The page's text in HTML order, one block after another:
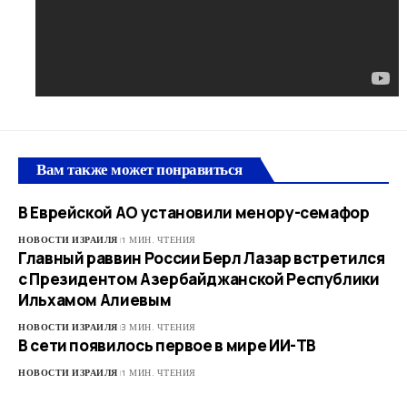
Вам также может понравиться
В Еврейской АО установили менору-семафор
НОВОСТИ ИЗРАИЛЯ 1 МИН. ЧТЕНИЯ
Главный раввин России Берл Лазар встретился
с Президентом Азербайджанской Республики
Ильхамом Алиевым
НОВОСТИ ИЗРАИЛЯ 3 МИН. ЧТЕНИЯ
В сети появилось первое в мире ИИ-ТВ
НОВОСТИ ИЗРАИЛЯ 1 МИН. ЧТЕНИЯ